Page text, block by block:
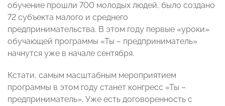
обучение прошли 700 молодых людей, было создано
72 субъекта малого и среднего
предпринимательства. В этом году первые «уроки»
обучающей программы «Ты – предприниматель»
начнутся уже в начале сентября.
Кстати, самым масштабным мероприятием
программы в этом году станет конгресс «Ты –
предприниматель». Уже есть договоренность с